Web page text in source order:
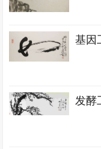
基因
发酵